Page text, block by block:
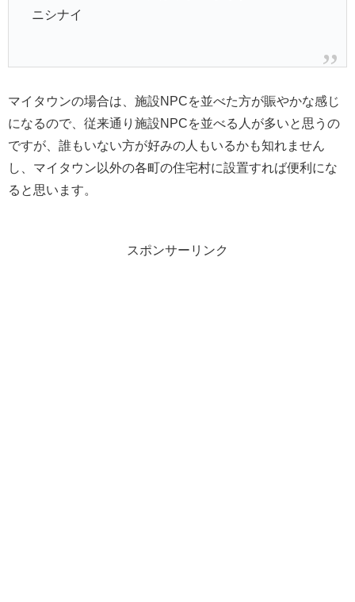
ニシナイ
マイタウンの場合は、施設NPCを並べた方が賑やかな感じ
になるので、従来通り施設NPCを並べる人が多いと思うの
ですが、誰もいない方が好みの人もいるかも知れません
し、マイタウン以外の各町の住宅村に設置すれば便利にな
ると思います。
スポンサーリンク